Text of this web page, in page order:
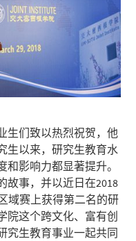
生们致以热烈祝贺，他
生以来，研究生教育水
影响力都显著提升。
故事，并以近日在2018
域赛上获得第二名的研
院这个跨文化、富有创
究生教育事业一起共同